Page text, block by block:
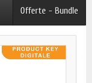
Offerte - Bundle